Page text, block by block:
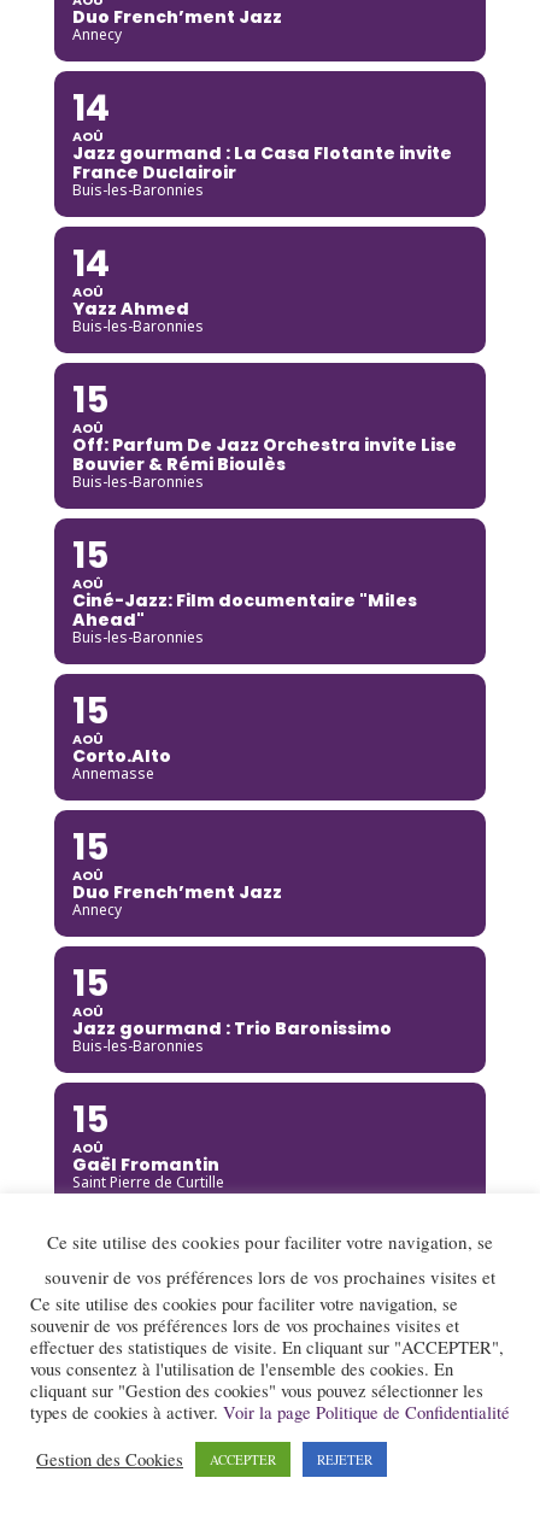
Duo French’ment Jazz
Annecy
14
AOÛ
Jazz gourmand : La Casa Flotante invite
France Duclairoir
Buis-les-Baronnies
14
AOÛ
Yazz Ahmed
Buis-les-Baronnies
15
AOÛ
Off: Parfum De Jazz Orchestra invite Lise
Bouvier & Rémi Bioulès
Buis-les-Baronnies
15
AOÛ
Ciné-Jazz: Film documentaire "Miles
Ahead"
Buis-les-Baronnies
15
AOÛ
Corto.Alto
Annemasse
15
AOÛ
Duo French’ment Jazz
Annecy
15
AOÛ
Jazz gourmand : Trio Baronissimo
Buis-les-Baronnies
15
AOÛ
Gaël Fromantin
Saint Pierre de Curtille
15
AOÛ
Richard Galliano [Complet]
Brou
15
AOÛ
Buis-les-Baronnies
Ce site utilise des cookies pour faciliter votre navigation, se
souvenir de vos préférences lors de vos prochaines visites et
Ce site utilise des cookies pour faciliter votre navigation, se
souvenir de vos préférences lors de vos prochaines visites et
effectuer des statistiques de visite. En cliquant sur "ACCEPTER",
vous consentez à l'utilisation de l'ensemble des cookies. En
cliquant sur "Gestion des cookies" vous pouvez sélectionner les
types de cookies à activer. Voir la page Politique de Confidentialité
Gestion des Cookies ACCEPTER REJETER